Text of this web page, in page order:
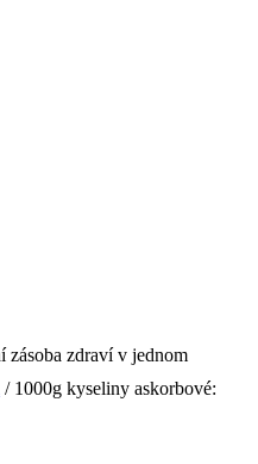
/ 1000g kyseliny askorbové: